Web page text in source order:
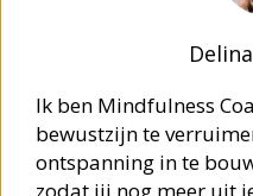
Ik ben Mindfulness
bewustzijn te
ontspanning in te
zodat jij nog meer uit